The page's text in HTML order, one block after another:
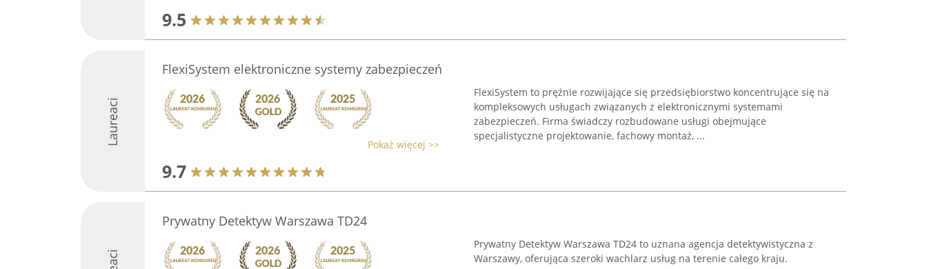
9.5
Laureaci
FlexiSystem elektroniczne systemy zabezpieczeń
Pokaż więcej >>
9.7
FlexiSystem to prężnie rozwijające się przedsiębiorstwo koncentrujące się na
kompleksowych usługach związanych z elektronicznymi systemami
zabezpieczeń. Firma świadczy rozbudowane usługi obejmujące
specjalistyczne projektowanie, fachowy montaż, ...
Prywatny Detektyw Warszawa TD24
Prywatny Detektyw Warszawa TD24 to uznana agencja detektywistyczna z
Warszawy, oferująca szeroki wachlarz usług na terenie całego kraju.